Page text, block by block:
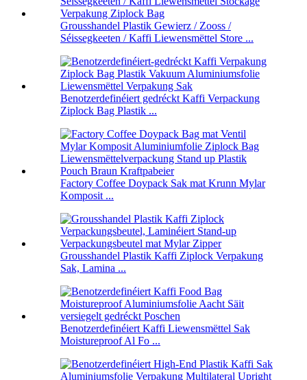
Grousshandel Plastik Gewierz / Zooss /
Séissegkeeten / Kaffi Liewensmëttel Store ...
Benotzerdefinéiert gedréckt Kaffi Verpackung
Ziplock Bag Plastik ...
Factory Coffee Doypack Sak mat Krunn Mylar
Komposit ...
Grousshandel Plastik Kaffi Ziplock Verpakung
Sak, Lamina ...
Benotzerdefinéiert Kaffi Liewensmëttel Sak
Moistureproof Al Fo ...